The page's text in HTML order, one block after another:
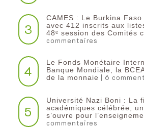
3
CAMES : Le Burkina
avec 412 inscrits aux
48ᵉ session des Comités
commentaires
4
Le Fonds Monétaire
Banque Mondiale, la
de la monnaie | 6
5
Université Nazi Boni : La
académiques célébrée,
s’ouvre pour
commentaires